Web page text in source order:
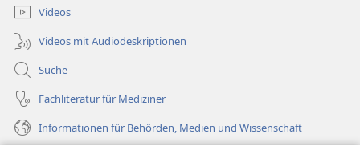
Videos
Videos mit Audiodeskriptionen
Suche
Fachliteratur für Mediziner
Informationen für Behörden, Medien und Wissenschaft